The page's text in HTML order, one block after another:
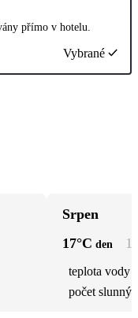
přímo v hotelu.
Vybrané
Srpen
17°C den
teplota vody
počet